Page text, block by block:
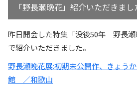
「野長瀬晩花」紹介いただきまし
昨日開会した特集「没後50年 野長瀬
で紹介いただきました。
野長瀬晩花展:初期未公開作、きょう
館 ／和歌山